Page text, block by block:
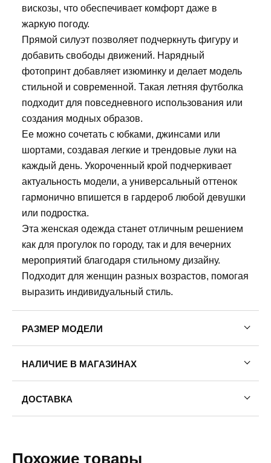
вискозы, что обеспечивает комфорт даже в
жаркую погоду.
Прямой силуэт позволяет подчеркнуть фигуру и
добавить свободы движений. Нарядный
фотопринт добавляет изюминку и делает модель
стильной и современной. Такая летняя футболка
подходит для повседневного использования или
создания модных образов.
Ее можно сочетать с юбками, джинсами или
шортами, создавая легкие и трендовые луки на
каждый день. Укороченный крой подчеркивает
актуальность модели, а универсальный оттенок
гармонично впишется в гардероб любой девушки
или подростка.
Эта женская одежда станет отличным решением
как для прогулок по городу, так и для вечерних
мероприятий благодаря стильному дизайну.
Подходит для женщин разных возрастов, помогая
выразить индивидуальный стиль.
РАЗМЕР МОДЕЛИ
Обхват груди: 78
Обхват талии: 58
Обхват бедер: 88
На модели размер одежды: 42
НАЛИЧИЕ В МАГАЗИНАХ
46
52
ДОСТАВКА
Пермь — бесплатно
Доставка в другие города
Похожие товары